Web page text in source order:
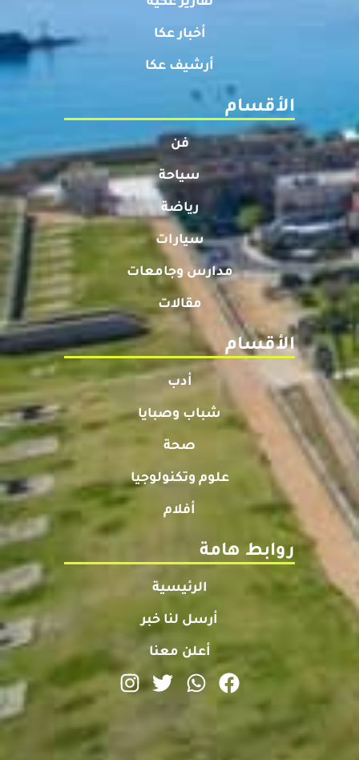
أخبار عكا
أرشيف عكا
الأقسام
فن
سياحة
رياضة
سيارات
مدارس وجامعات
مقالات
الأقسام
أدب
شباب وصبايا
صحة
علوم وتكنولوجيا
أفلام
روابط هامة
الرئيسية
أرسل لنا خبر
أعلن معنا